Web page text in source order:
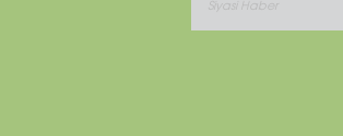
Siyasi Haber